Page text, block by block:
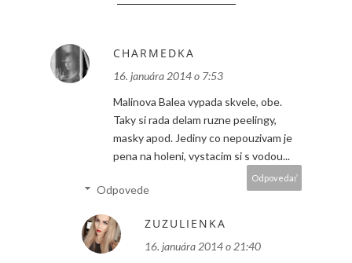
CHARMEDKA
16. januára 2014 o 7:53
Malinova Balea vypada skvele, obe.
Taky si rada delam ruzne peelingy,
masky apod. Jediny co nepouzivam je
pena na holeni, vystacim si s vodou...
Odpovedať
Odpovede
ZUZULIENKA
16. januára 2014 o 21:40